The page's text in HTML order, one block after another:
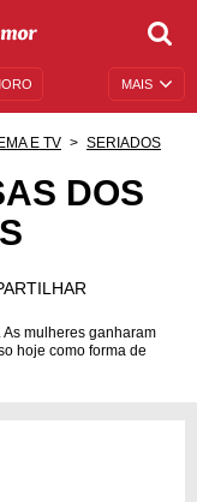
MAIS
E TV SERIADOS
DOS
mulheres ganharam
hoje como forma de